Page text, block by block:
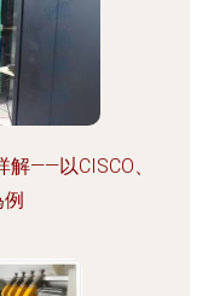
——以CISCO、
例